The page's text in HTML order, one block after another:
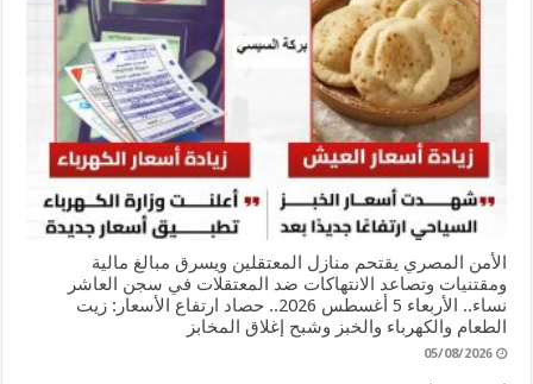
الأمن المصري يقتحم منازل المعتقلين ويسرق مبالغ مالية
ومقتنيات وتصاعد الانتهاكات ضد المعتقلات في سجن العاشر
نساء.. الأربعاء 5 أغسطس 2026.. حصاد ارتفاع الأسعار: زيت
الطعام والكهرباء والخبز وشبح إغلاق المخابز
05/08/2026